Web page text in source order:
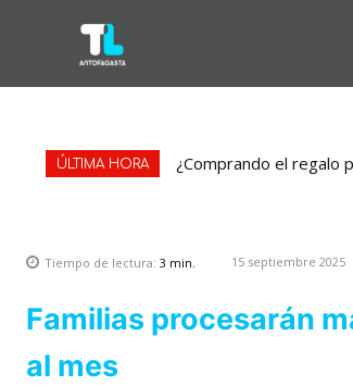
ÚLTIMA HORA ¿Comprando el regalo
Tiempo de lectura: 3 min. 15 septiembre 2025
Familias procesarán
al mes